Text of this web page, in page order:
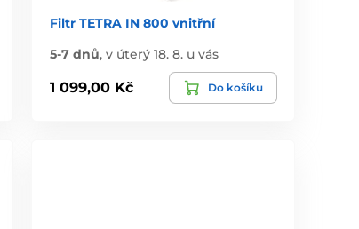
Filtr TETRA IN 800 vnitřní
5-7 dnů,v úterý 18. 8. u vás
1 099,00 Kč Do košíku